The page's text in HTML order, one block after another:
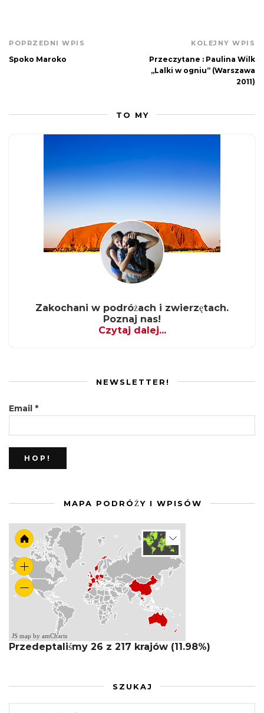
POPRZEDNI WPIS
Spoko Maroko
KOLEJNY WPIS
Przeczytane : Paulina Wilk
„Lalki w ogniu“ (Warszawa
2011)
TO MY
Zakochani w podróżach i zwierzętach.
Poznaj nas!
Czytaj dalej...
NEWSLETTER!
Email *
MAPA PODRÓŻY I WPISÓW
JS map by amCharts
Przedeptaliśmy 26 z 217 krajów (11.98%)
SZUKAJ